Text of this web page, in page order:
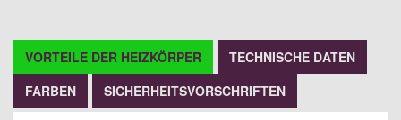
VORTEILE DER HEIZKÖRPER
TECHNISCHE DATEN
FARBEN
SICHERHEITSVORSCHRIFTEN